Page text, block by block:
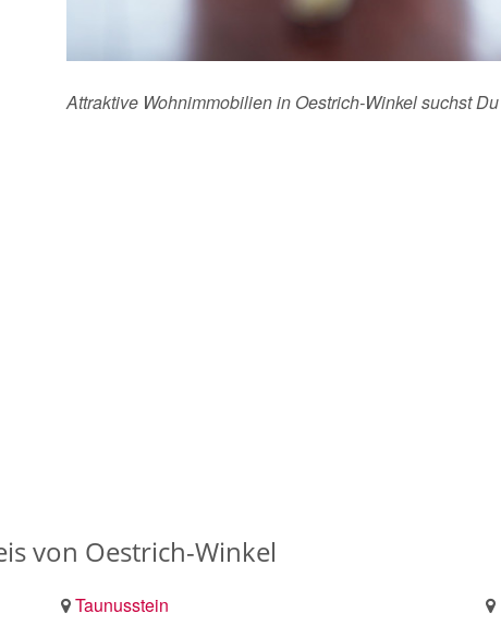
Attraktive Wohnimmobilien in Oestrich-Winkel suchst
von Oestrich-Winkel
Taunusstein